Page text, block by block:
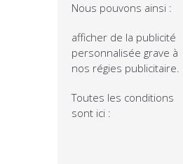
Nous pouvons ainsi :
afficher de la publicité
personnalisée grave à
nos régies publicitaire.
Toutes les conditions
sont ici :